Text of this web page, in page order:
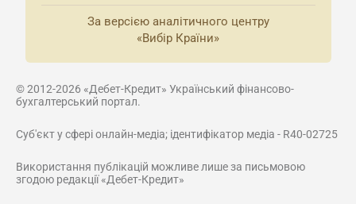
За версією аналітичного центру
«Вибір Країни»
© 2012-2026 «Дебет-Кредит» Український фінансово-
бухгалтерський портал.
Суб'єкт у сфері онлайн-медіа; ідентифікатор медіа - R40-02725
Використання публікацій можливе лише за письмовою
згодою редакції «Дебет-Кредит»